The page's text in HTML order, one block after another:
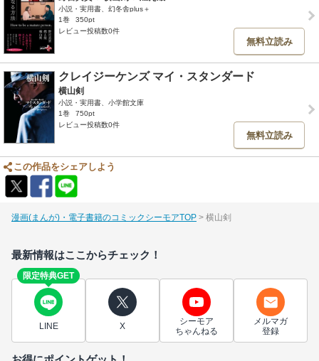
小説・実用書、幻冬舎plus＋
1巻
350pt
レビュー投稿数0件
無料立読み
クレイジーケンズ マイ・スタンダード
横山剣
小説・実用書、小学館文庫
1巻
750pt
レビュー投稿数0件
無料立読み
この作品をシェアしよう
漫画(まんが)・電子書籍のコミックシーモアTOP 横山剣
最新情報はここからチェック！
限定特典GET
LINE X
シーモア
ちゃんねる
メルマガ
登録